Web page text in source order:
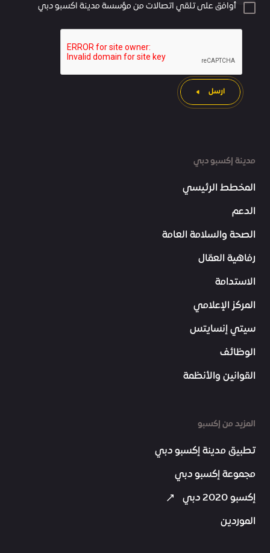
مدينة إكسبو دبي
المخطط الرئيسي
الدعم
الصحة والسلامة العامة
رفاهية العمّال
الاستدامة
المركز الإعلامي
سيتي إنسايتس
الوظائف
القوانين والأنظمة
المزيد من إكسبو
تطبيق مدينة إكسبو دبي
مجموعة إكسبو دبي
إكسبو 2020 دبي
الموردين
أوافق على تلقي اتصالات من مؤسسة مدينة اكسبو دبي
ارسل